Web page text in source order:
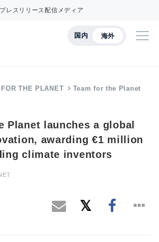
レスリリース配信メディア
国内 海外
THE PLANET Team for the Planet
Planet launches a global
awarding €1 million
climate inventors